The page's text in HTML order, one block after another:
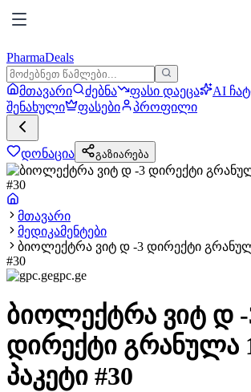
PharmaDeals
მთავარი ძებნა ფასი დაეცა AI
შენახული
ფასები პროფილი
დონაცია გაზიარება
მთავარი
მედიკამენტები
ბიოლექტრა ვიტ დ -3 დირექტი
#30
gpc.ge
ბიოლექტრა ვიტ დ -
დირექტი გრანულა
პაკეტი #30